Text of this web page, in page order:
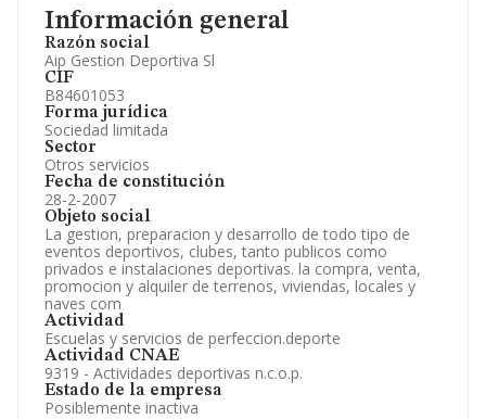
Información general
Razón social
Aip Gestion Deportiva Sl
CIF
B84601053
Forma jurídica
Sociedad limitada
Sector
Otros servicios
Fecha de constitución
28-2-2007
Objeto social
La gestion, preparacion y desarrollo de todo tipo de
eventos deportivos, clubes, tanto publicos como
privados e instalaciones deportivas. la compra, venta,
promocion y alquiler de terrenos, viviendas, locales y
naves com
Actividad
Escuelas y servicios de perfeccion.deporte
Actividad CNAE
9319 - Actividades deportivas n.c.o.p.
Estado de la empresa
Posiblemente inactiva
Información oficial y registral complementaria.